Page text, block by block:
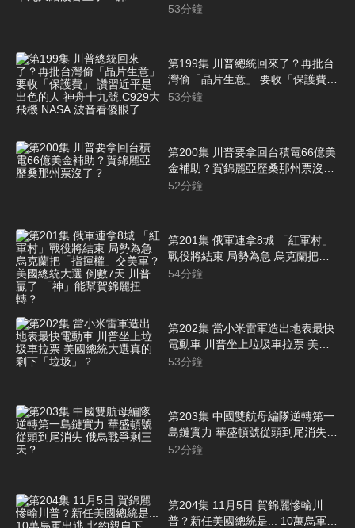
了一課
53分鐘
第199集 川普總統回來了？再批台
灣偷「晶片生意」 要收「保護費」
讚習近平是出色的人 神舟十九
53分鐘
第200集 川普要拿回台積電66億美
金補助？賀錦麗亞歷桑那州票沒
了？
52分鐘
第201集 俄軍連拿8城 「紅軍村」
戰役將結束 局勢為急 烏克蘭把
「指揮權」交美軍？ 美國總統大選
54分鐘
第202集 當小米雷軍造出地表最快
電動車 川普坐上垃圾車拉票 美國
總統大選真的剩下「垃圾」？
53分鐘
第203集 中國雙航母編隊逆轉第一
島鏈實力 華盛頓號從頭到尾消失
俄烏戰爭剩三天？
52分鐘
第204集 11月5日 賀錦麗慘輸川
普？新任美國總統是... 10萬烏軍出